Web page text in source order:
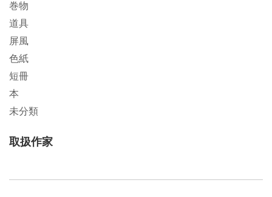
巻物
道具
屏風
色紙
短冊
本
未分類
取扱作家